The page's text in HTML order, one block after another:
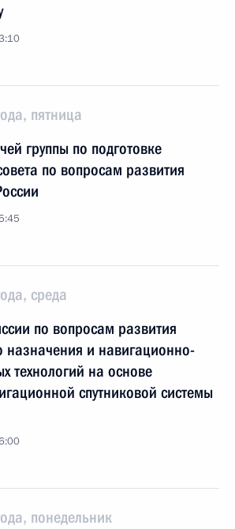
пятница
группы по подготовке
по вопросам развития
среда
по вопросам развития
и навигационно-
технологий на основе
спутниковой системы
понедельник